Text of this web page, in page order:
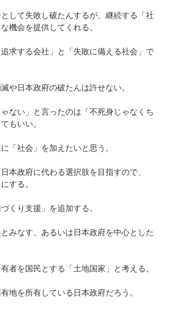
して失敗し破たんするが、継続する「社
機会を提供してくれる。
求する会社」と「失敗に備える社会」で
や日本政府の破たんは許せない。
ない」と言ったのは「不死身じゃなくち
もいい。
「社会」を加えたいと思う。
本政府に代わる選択肢を目指すので、
する。
くり支援」を追加する。
みなす、あるいは日本政府を中心とした
者を国民とする「土地国家」と考える。
地を所有している日本政府だろう。